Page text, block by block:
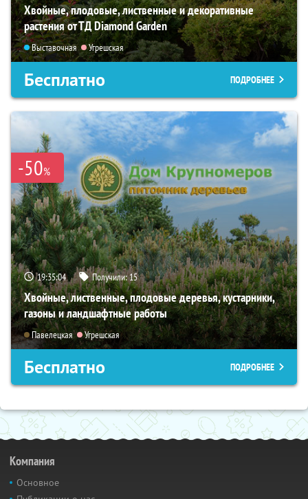
Хвойные, плодовые, лиственные и декоративные
растения от ТД Diamond Garden
Выставочная Угрешская
Бесплатно ПОДРОБНЕЕ
-50%
19:35:03 Получили:15
Хвойные, лиственные, плодовые деревья, кустарники,
газоны и ландшафтные работы
Павелецкая Угрешская
Бесплатно ПОДРОБНЕЕ
Компания
Основное